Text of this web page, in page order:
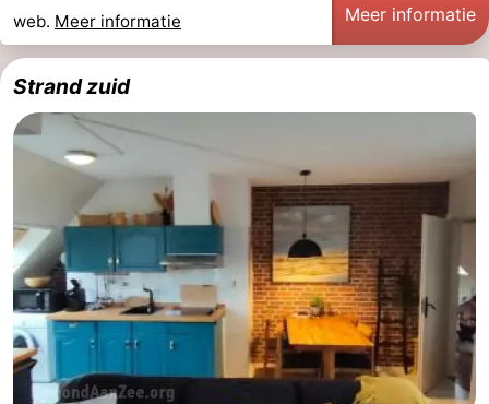
Monumenten
-
Uitkijkpunten
Attracties
Speeltuinen
Minigolfbanen
&
Steden
Natuur
Sporten
-
web. Meer informatie Meer informatie
Strand zuid